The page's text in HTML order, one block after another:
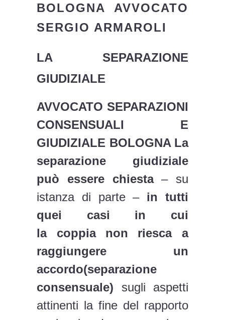
BOLOGNA AVVOCATO
SERGIO ARMAROLI
LA SEPARAZIONE
GIUDIZIALE
AVVOCATO SEPARAZIONI
CONSENSUALI E
GIUDIZIALE BOLOGNA La
separazione giudiziale
può essere chiesta– su
istanza di parte – in tutti
quei casi in cui
la coppia non riesca a
raggiungere un
accordo(separazione
consensuale) sugli aspetti
attinenti la fine del rapporto